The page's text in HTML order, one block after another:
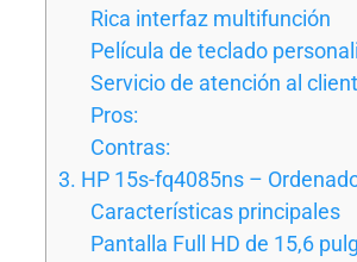
Rica interfaz multifunción
Película de teclado
Servicio de atención al
Pros:
Contras:
3. HP 15s-fq4085ns –
Características principales
Pantalla Full HD de 15,6